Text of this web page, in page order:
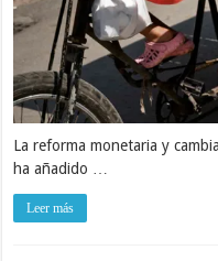
La reforma monetaria y
ha añadido …
Leer más